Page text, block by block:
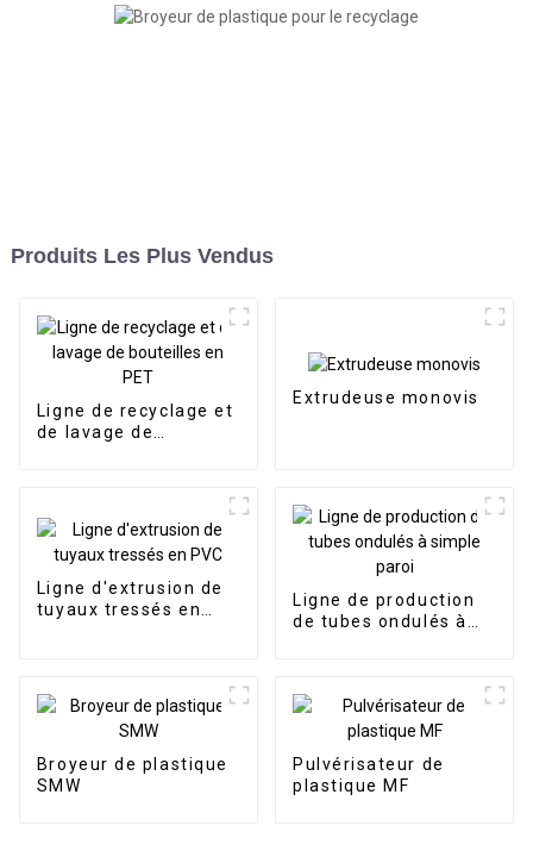
Produits Les Plus Vendus
Ligne de recyclage et
de lavage de
Extrudeuse monovis
Ligne d'extrusion de
tuyaux tressés en
Ligne de production
de tubes ondulés à
Broyeur de plastique
SMW
Pulvérisateur de
plastique MF